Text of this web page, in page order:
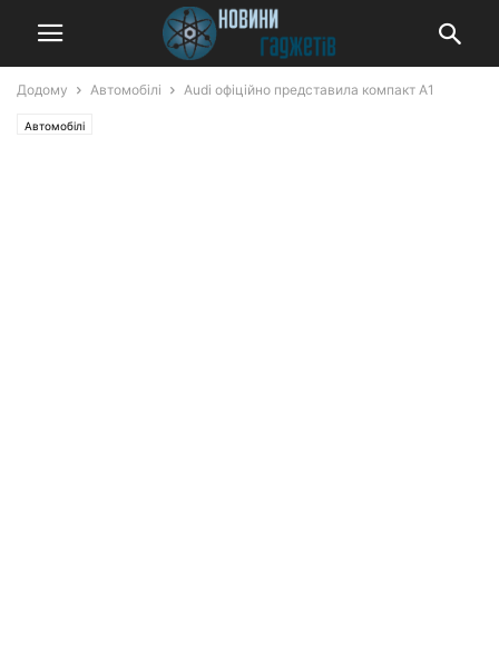
Додому Автомобілі Audi офіційно представила компакт A1
Автомобілі